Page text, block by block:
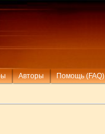
Авторы Помощь (FAQ)